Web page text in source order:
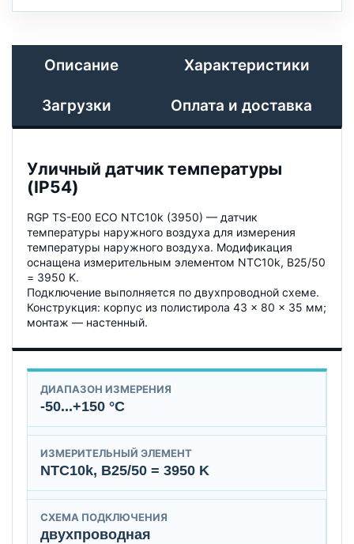
Описание Характеристики
Загрузки Оплата и доставка
Уличный датчик температуры
(IP54)
RGP TS-E00 ECO NTC10k (3950) — датчик
температуры наружного воздуха для измерения
температуры наружного воздуха. Модификация
оснащена измерительным элементом NTC10k, B25/50
= 3950 K.
Подключение выполняется по двухпроводной схеме.
Конструкция: корпус из полистирола 43 × 80 × 35 мм;
монтаж — настенный.
ДИАПАЗОН ИЗМЕРЕНИЯ
-50...+150 °C
ИЗМЕРИТЕЛЬНЫЙ ЭЛЕМЕНТ
NTC10k, B25/50 = 3950 K
СХЕМА ПОДКЛЮЧЕНИЯ
двухпроводная